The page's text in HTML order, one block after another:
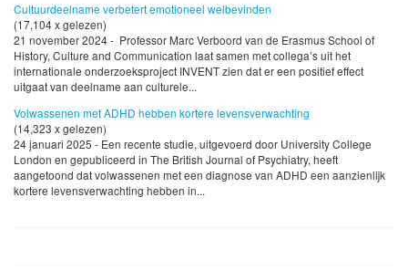
Cultuurdeelname verbetert emotioneel welbevinden
(17,104 x gelezen)
21 november 2024 - Professor Marc Verboord van de Erasmus School of
History, Culture and Communication laat samen met collega’s uit het
internationale onderzoeksproject INVENT zien dat er een positief effect
uitgaat van deelname aan culturele...
Volwassenen met ADHD hebben kortere levensverwachting
(14,323 x gelezen)
24 januari 2025 - Een recente studie, uitgevoerd door University College
London en gepubliceerd in The British Journal of Psychiatry, heeft
aangetoond dat volwassenen met een diagnose van ADHD een aanzienlijk
kortere levensverwachting hebben in...